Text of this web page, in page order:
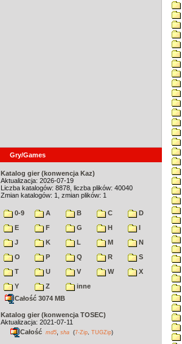
Gry/Games
Katalog gier (konwencja Kaz)
Aktualizacja: 2026-07-19
Liczba katalogów: 8878, liczba plików: 40040
Zmian katalogów: 1, zmian plików: 1
0-9 A B C
D
E
F G H
I
J
K L M
N
O
P Q R
S
T
U V W
X
Y
Z
inne
Całość 3074 MB
Katalog gier (konwencja TOSEC)
Aktualizacja: 2021-07-11
Całość md5 sha (7-Zip TUGZip)